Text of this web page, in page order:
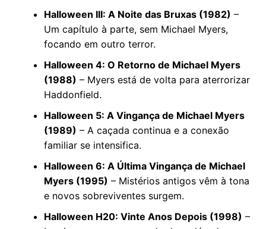
Halloween III: A Noite das Bruxas (1982) –
Um capítulo à parte, sem Michael Myers,
focando em outro terror.
Halloween 4: O Retorno de Michael Myers
(1988) – Myers está de volta para aterrorizar
Haddonfield.
Halloween 5: A Vingança de Michael Myers
(1989) – A caçada continua e a conexão
familiar se intensifica.
Halloween 6: A Última Vingança de Michael
Myers (1995) – Mistérios antigos vêm à tona
e novos sobreviventes surgem.
Halloween H20: Vinte Anos Depois (1998) –